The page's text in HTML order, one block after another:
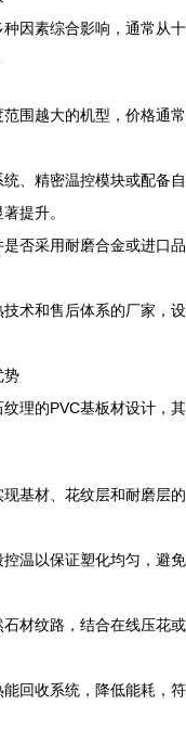
因素综合影响，通常从十
围越大的机型，价格通常
、精密温控模块或配备自
提升。
否采用耐磨合金或进口品
术和售后体系的厂家，设
势
理的PVC基板材设计，其
基材、花纹层和耐磨层的
温以保证塑化均匀，避免
材纹路，结合在线压花或
回收系统，降低能耗，符